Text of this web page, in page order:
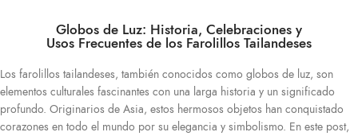
Globos de Luz: Historia, Celebraciones y
Usos Frecuentes de los Farolillos Tailandeses
Los farolillos tailandeses, también conocidos como globos de luz, son
elementos culturales fascinantes con una larga historia y un significado
profundo. Originarios de Asia, estos hermosos objetos han conquistado
corazones en todo el mundo por su elegancia y simbolismo. En este post,